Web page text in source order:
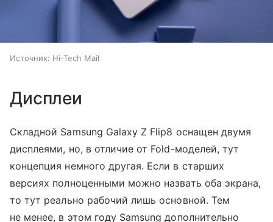
Источник: Hi-Tech Mail
Дисплеи
Складной Samsung Galaxy Z Flip8 оснащен двумя
дисплеями, но, в отличие от Fold-моделей, тут
концепция немного другая. Если в старших
версиях полноценными можно назвать оба экрана,
то тут реально рабочий лишь основной. Тем
не менее, в этом году Samsung дополнительно